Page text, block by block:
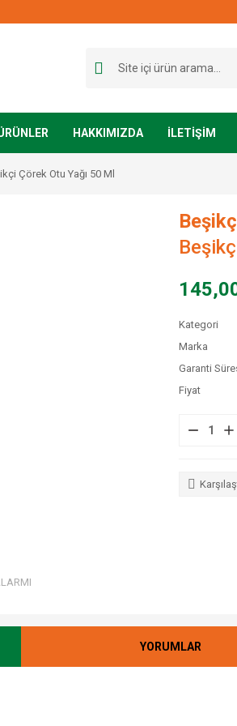
HAKKIMIZDA İLETİŞİM
Çörek Otu Yağı 50 Ml
Kategori
Marka
Garanti
Fiyat
YORUMLAR